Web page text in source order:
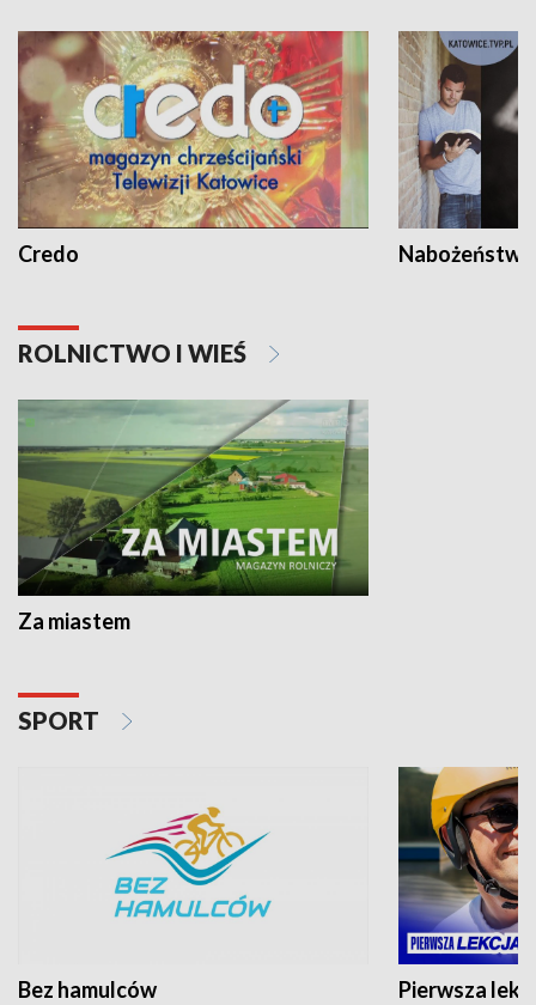
Credo
ROLNICTWO I WIEŚ
Za miastem
SPORT
Bez hamulców Pierwsza